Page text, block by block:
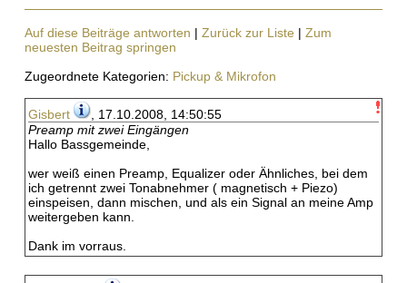
Auf diese Beiträge antworten | Zurück zur Liste | Zum
neuesten Beitrag springen
Zugeordnete Kategorien: Pickup & Mikrofon
Gisbert
, 17.10.2008, 14:50:55
Preamp mit zwei Eingängen
Hallo Bassgemeinde,
wer weiß einen Preamp, Equalizer oder Ähnliches, bei dem
ich getrennt zwei Tonabnehmer ( magnetisch + Piezo)
einspeisen, dann mischen, und als ein Signal an meine Amp
weitergeben kann.
Dank im vorraus.